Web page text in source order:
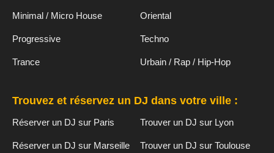
Minimal / Micro House Oriental
Progressive Techno
Trance Urbain / Rap / Hip-Hop
Trouvez et réservez un DJ dans votre ville :
Réserver un DJ sur Paris Trouver un DJ sur Lyon
Réserver un DJ sur Marseille Trouver un DJ sur Toulouse